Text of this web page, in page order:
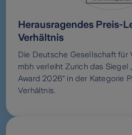
Herausragendes Preis-
Verhältnis
Die Deutsche Gesellschaft für
mbh verleiht Zurich das Siegel
Award 2026“ in der Kategorie
Verhältnis.